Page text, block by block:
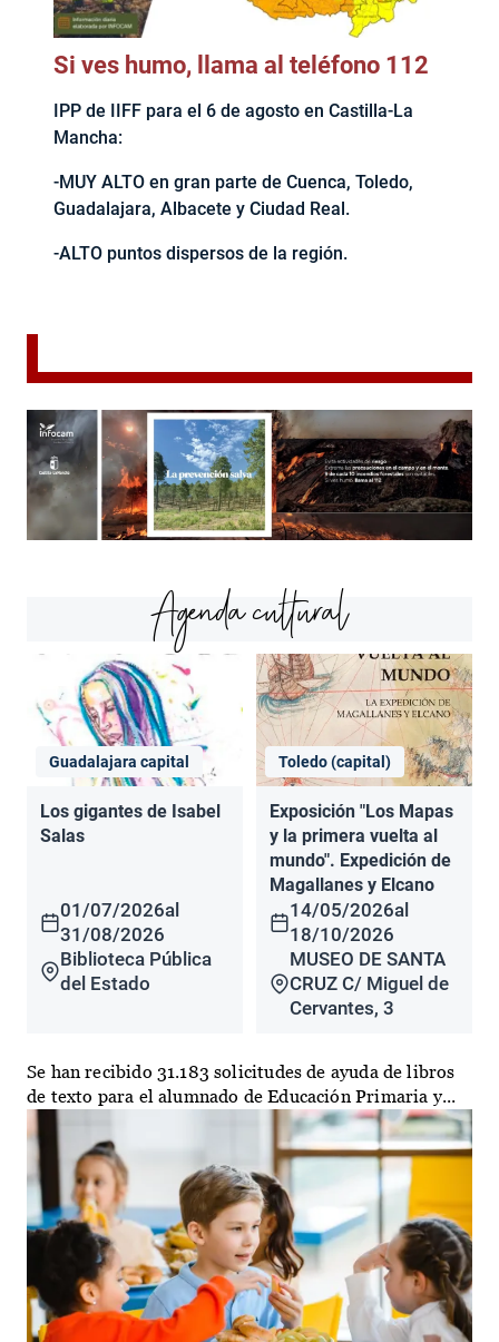
Si ves humo, llama al teléfono 112
IPP de IIFF para el 6 de agosto en Castilla-La
Mancha:
-MUY ALTO en gran parte de Cuenca, Toledo,
Guadalajara, Albacete y Ciudad Real.
-ALTO puntos dispersos de la región.
Agenda cultural
Guadalajara capital
Los gigantes de Isabel
Salas
01/07/2026al
31/08/2026
Biblioteca Pública
del Estado
Toledo (capital)
Exposición "Los Mapas
y la primera vuelta al
mundo". Expedición de
Magallanes y Elcano
14/05/2026al
18/10/2026
MUSEO DE SANTA
CRUZ C/ Miguel de
Cervantes, 3
Se han recibido 31.183 solicitudes de ayuda de libros
de texto para el alumnado de Educación Primaria y...